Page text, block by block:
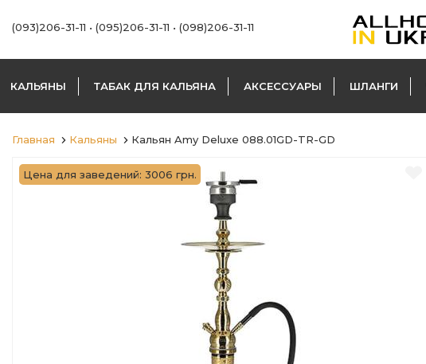
(093)206-31-11 • (095)206-31-11 • (098)206-31-11
КАЛЬЯНЫ ТАБАК ДЛЯ КАЛЬЯНА АКСЕССУАРЫ ШЛАНГИ
Главная Кальяны Кальян Amy Deluxe 088.01GD-TR-GD
Цена для заведений: 3006 грн.